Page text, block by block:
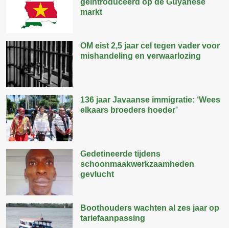
markt
OM eist 2,5 jaar cel tegen vader voor
mishandeling en verwaarlozing
136 jaar Javaanse immigratie: ‘Wees
elkaars broeders hoeder’
Gedetineerde tijdens
schoonmaakwerkzaamheden
gevlucht
Boothouders wachten al zes jaar op
tariefaanpassing